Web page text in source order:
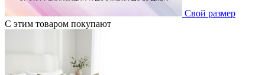
Свой размер
С этим товаром покупают